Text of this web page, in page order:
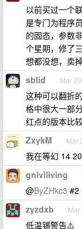
以前买过一个
是专门为程序
的固态，参数
个星期，修了
想都没想，卖
sblid Mar
这种可以翻折
格中很大一部
红点的版本比
ZxykM Mar
我在等幻 14
gniviliving
@ByZHkc3 #2
zyzdxb
低温锡警告⚠️